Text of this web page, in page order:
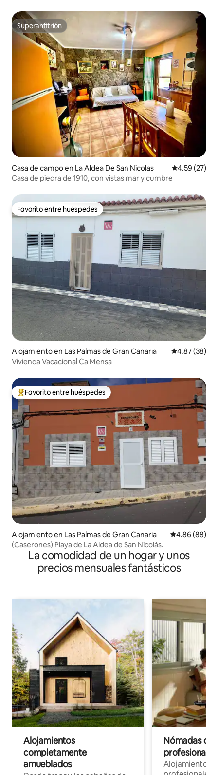
Superanfitrión
Superanfitrión
Casa de campo en La Aldea De San Nicolas Calificación
4.59 (27)
Casa de piedra de 1910, con vistas mar y cumbre
Favorito entre huéspedes
Favorito entre huéspedes
Alojamiento en Las Palmas de Gran Canaria Calificación
4.87 (38)
Vivienda Vacacional Ca Mensa
Favorito entre huéspedes preferido
Favorito entre huéspedes
Alojamiento en Las Palmas de Gran Canaria Calificación
4.86 (88)
(Caserones) Playa de La Aldea de San Nicolás.
La comodidad de un hogar y unos
precios mensuales fantásticos
Alojamientos
completamente
amueblados
Nómadas
Alojamientos